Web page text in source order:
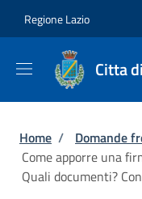
Regione Lazio
Citta
Briciole di
Home / Domande
Come apporre una
Quali documenti?